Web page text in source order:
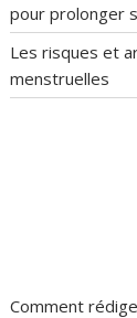
pour prolonger
Les risques et
menstruelles
Comment